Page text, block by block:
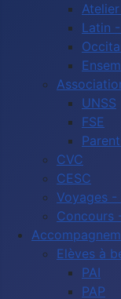
Latin
UNSS
FSE
CVC
CESC
Voyages
Concours
Elèves à
PAI
PAP